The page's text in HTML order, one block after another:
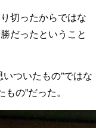
切ったからではな
だったということ
ついたもの”ではな
の”だった。